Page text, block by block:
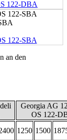
an den
Georgia AG
OS 122-
1250 1500